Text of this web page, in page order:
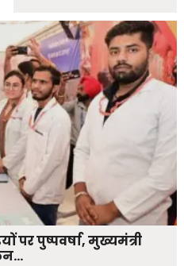
पर पुष्पवर्षा, मुख्यमंत्री